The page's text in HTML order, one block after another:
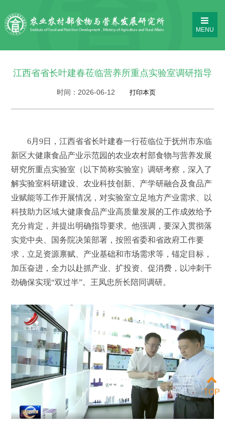
MENU
江西省省长叶建春莅临营养所重点实验室调研指导
时间： 2026-06-12
6月9日，江西省省长叶建春一行莅临位于抚州市东临
新区大健康食品产业示范园的农业农村部食物与营养发展
研究所重点实验室（以下简称实验室）调研考察，深入了
解实验室科研建设、农业科技创新、产学研融合及食品产
业赋能等工作开展情况，对实验室立足地方产业需求、以
科技助力区域大健康食品产业高质量发展的工作成效给予
充分肯定，并提出明确指导要求。他强调，要深入贯彻落
实党中央、国务院决策部署，按照省委和省政府工作要
求，立足资源禀赋、产业基础和市场需求等，锚定目标，
加压奋进，全力以赴抓产业、扩投资、促消费，以冲刺干
劲确保实现“双过半”。王凤忠所长陪同调研。
TOP